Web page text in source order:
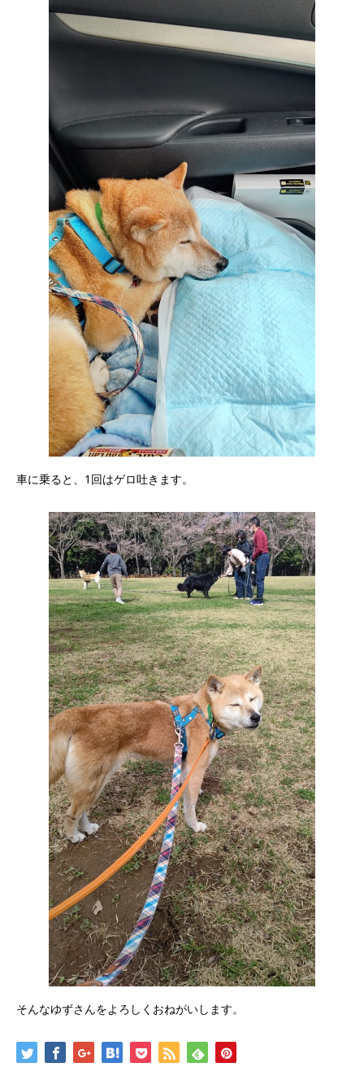
車に乗ると、1回はゲロ吐きます。
そんなゆずさんをよろしくおねがいします。